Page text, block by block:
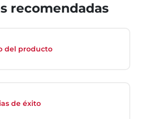
recomendadas
del producto
de éxito